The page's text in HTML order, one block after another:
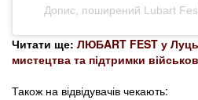
Допис, поширений Lubart
Читати ще: ЛЮБART FEST у
мистецтва та підтримки
Також на відвідувачів чекають: